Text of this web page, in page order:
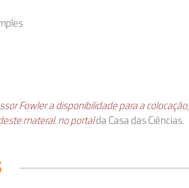
Fowler a disponibilidade para a colocação,
materal. no portalda Casa das Ciências.